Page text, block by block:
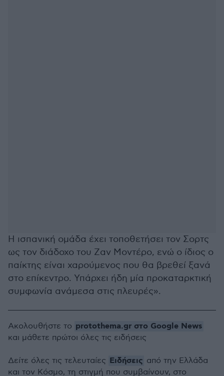
Η ισπανική ομάδα έχει τοποθετήσει τον Σορτς
ως τον διάδοχο του Ζαν Μοντέρο, ενώ ο ίδιος ο
παίκτης είναι χαρούμενος που θα βρεθεί ξανά
στο επίκεντρο. Υπάρχει ήδη μία προκαταρκτική
συμφωνία ανάμεσα στις πλευρές».
Ακολουθήστε το protothema.gr στο Google News
και μάθετε πρώτοι όλες τις ειδήσεις
Δείτε όλες τις τελευταίες Ειδήσεις από την Ελλάδα
και τον Κόσμο, τη στιγμή που συμβαίνουν, στο